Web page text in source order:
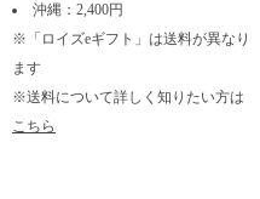
沖縄：2,400円
※「ロイズeギフト」は送料が異なり
ます
※送料について詳しく知りたい方は
こちら